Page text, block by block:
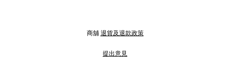
商舖 退貨及退款政策
提出意見